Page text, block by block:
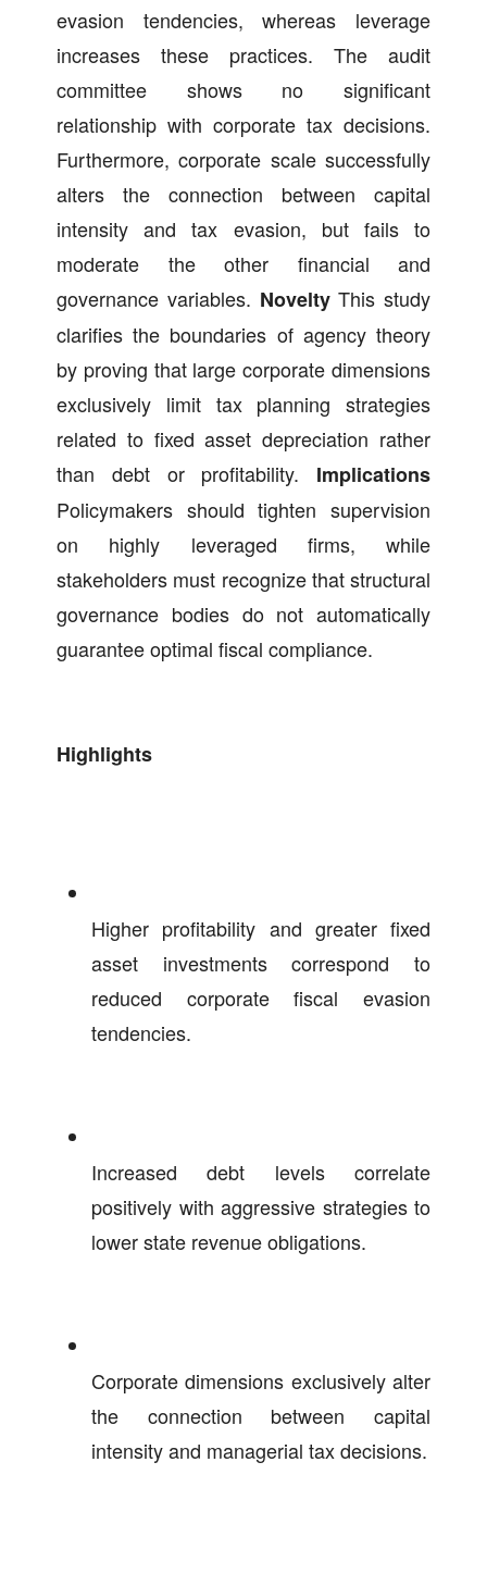
evasion tendencies, whereas leverage
increases these practices. The audit
committee shows no significant
relationship with corporate tax decisions.
Furthermore, corporate scale successfully
alters the connection between capital
intensity and tax evasion, but fails to
moderate the other financial and
governance variables. NoveltyThis study
clarifies the boundaries of agency theory
by proving that large corporate dimensions
exclusively limit tax planning strategies
related to fixed asset depreciation rather
than debt or profitability. Implications
Policymakers should tighten supervision
on highly leveraged firms, while
stakeholders must recognize that structural
governance bodies do not automatically
guarantee optimal fiscal compliance.
Highlights
Higher profitability and greater fixed
asset investments correspond to
reduced corporate fiscal evasion
tendencies.
Increased debt levels correlate
positively with aggressive strategies to
lower state revenue obligations.
Corporate dimensions exclusively alter
the connection between capital
intensity and managerial tax decisions.